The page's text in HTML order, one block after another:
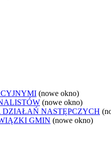
(nowe okno)
(nowe okno)
DZIAŁAŃ NASTĘPCZYCH
GMIN (nowe okno)